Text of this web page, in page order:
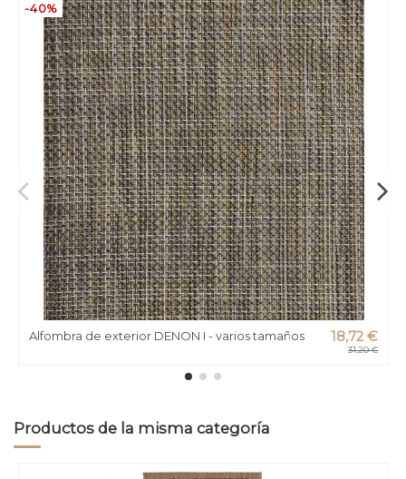
-40%
Alfombra de exterior DENON I - varios tamaños 18,72 €
31,20 €
Productos de la misma categoría